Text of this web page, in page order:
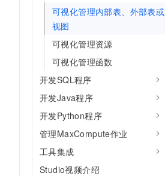
可视化管理内部表、外部表或
视图
可视化管理资源
可视化管理函数
开发SQL程序
开发Java程序
开发Python程序
管理MaxCompute作业
工具集成
Studio视频介绍